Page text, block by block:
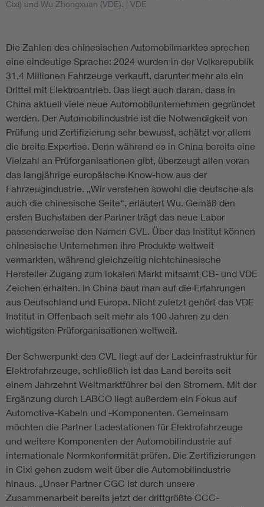
Cixi) und Wu Zhongxuan (VDE). | VDE
Die Zahlen des chinesischen Automobilmarktes sprechen
eine eindeutige Sprache: 2024 wurden in der Volksrepublik
31,4 Millionen Fahrzeuge verkauft, darunter mehr als ein
Drittel mit Elektroantrieb. Das liegt auch daran, dass in
China aktuell viele neue Automobilunternehmen gegründet
werden. Der Automobilindustrie ist die Notwendigkeit von
Prüfung und Zertifizierung sehr bewusst, schätzt vor allem
die breite Expertise. Denn während es in China bereits eine
Vielzahl an Prüforganisationen gibt, überzeugt allen voran
das langjährige europäische Know-how aus der
Fahrzeugindustrie. „Wir verstehen sowohl die deutsche als
auch die chinesische Seite“, erläutert Wu. Gemäß den
ersten Buchstaben der Partner trägt das neue Labor
passenderweise den Namen CVL. Über das Institut können
chinesische Unternehmen ihre Produkte weltweit
vermarkten, während gleichzeitig nichtchinesische
Hersteller Zugang zum lokalen Markt mitsamt CB- und VDE
Zeichen erhalten. In China baut man auf die Erfahrungen
aus Deutschland und Europa. Nicht zuletzt gehört das VDE
Institut in Offenbach seit mehr als 100 Jahren zu den
wichtigsten Prüforganisationen weltweit.
Der Schwerpunkt des CVL liegt auf der Ladeinfrastruktur für
Elektrofahrzeuge, schließlich ist das Land bereits seit
einem Jahrzehnt Weltmarktführer bei den Stromern. Mit der
Ergänzung durch LABCO liegt außerdem ein Fokus auf
Automotive-Kabeln und -Komponenten. Gemeinsam
möchten die Partner Ladestationen für Elektrofahrzeuge
und weitere Komponenten der Automobilindustrie auf
internationale Normkonformität prüfen. Die Zertifizierungen
in Cixi gehen zudem weit über die Automobilindustrie
hinaus. „Unser Partner CGC ist durch unsere
Zusammenarbeit bereits jetzt der drittgrößte CCC-